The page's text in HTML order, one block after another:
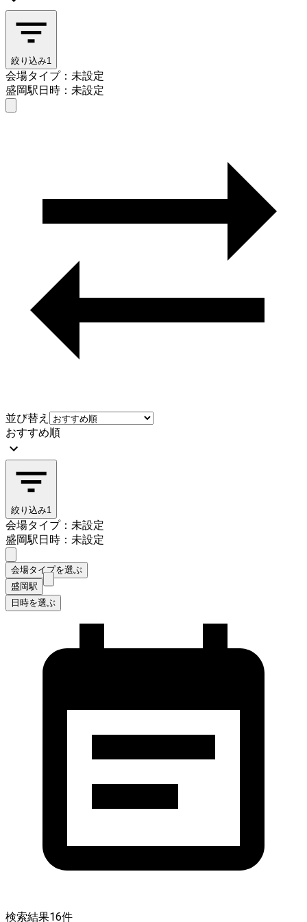
絞り込み1
会場タイプ：未設定
盛岡駅日時：未設定
並び替え
おすすめ順
絞り込み1
会場タイプ：未設定
盛岡駅日時：未設定
会場タイプを選ぶ
盛岡駅
日時を選ぶ
検索結果16件